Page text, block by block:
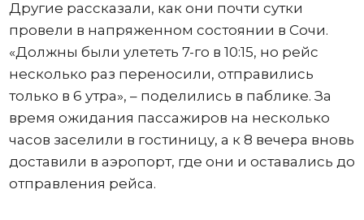
Другие рассказали, как они почти сутки
провели в напряженном состоянии в Сочи.
«Должны были улететь 7-го в 10:15, но рейс
несколько раз переносили, отправились
только в 6 утра», – поделились в паблике. За
время ожидания пассажиров на несколько
часов заселили в гостиницу, а к 8 вечера вновь
доставили в аэропорт, где они и оставались до
отправления рейса.